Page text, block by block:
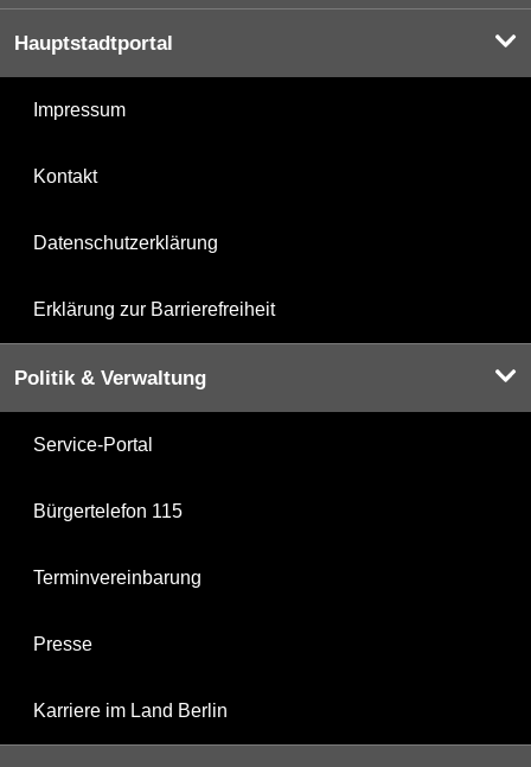
Hauptstadtportal
Impressum
Kontakt
Datenschutzerklärung
Erklärung zur Barrierefreiheit
Politik & Verwaltung
Service-Portal
Bürgertelefon 115
Terminvereinbarung
Presse
Karriere im Land Berlin